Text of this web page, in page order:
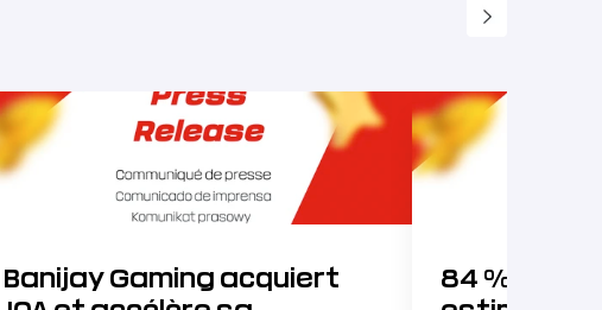
Banijay Gaming acquiert
84 % des